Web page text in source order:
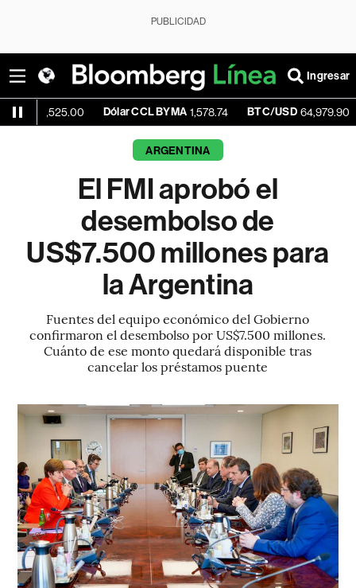
PUBLICIDAD
Ingresar
Dólar CCL BYMA 1,578.74 BTC/USD 64,979.90 +0.07%
ARGENTINA
El FMI aprobó el
desembolso de
US$7.500 millones para
la Argentina
Fuentes del equipo económico del Gobierno
confirmaron el desembolso por US$7.500 millones.
Cuánto de ese monto quedará disponible tras
cancelar los préstamos puente